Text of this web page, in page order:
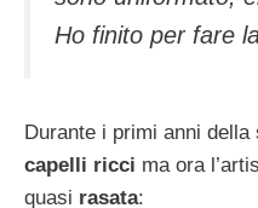
Ho finito per fare
Durante i primi anni della
capelli ricci ma ora
quasi rasata: